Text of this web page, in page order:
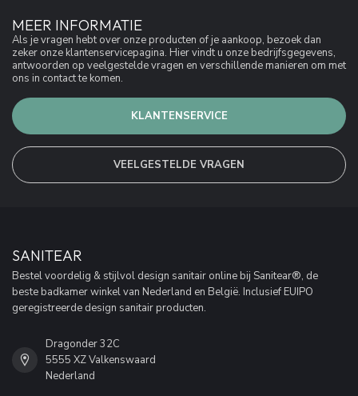
MEER INFORMATIE
Als je vragen hebt over onze producten of je aankoop, bezoek dan
zeker onze klantenservicepagina. Hier vindt u onze bedrijfsgegevens,
antwoorden op veelgestelde vragen en verschillende manieren om met
ons in contact te komen.
KLANTENSERVICE
VEELGESTELDE VRAGEN
SANITEAR
Bestel voordelig & stijlvol design sanitair online bij Sanitear®, de
beste badkamer winkel van Nederland en België. Inclusief EUIPO
geregistreerde design sanitair producten.
Dragonder 32C
5555 XZ Valkenswaard
Nederland